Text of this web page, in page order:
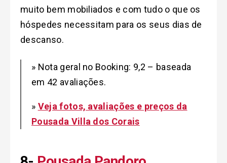
muito bem mobiliados e com tudo o que os
hóspedes necessitam para os seus dias de
descanso.
» Nota geral no Booking: 9,2 – baseada
em 42 avaliações.
» Veja fotos, avaliações e preços da
Pousada Villa dos Corais